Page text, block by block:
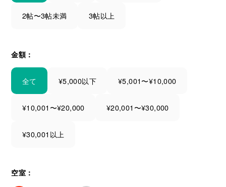
2帖〜3帖未満 3帖以上
金額：
全て ¥5,000以下 ¥5,001〜¥10,000
¥10,001〜¥20,000 ¥20,001〜¥30,000
¥30,001以上
空室：